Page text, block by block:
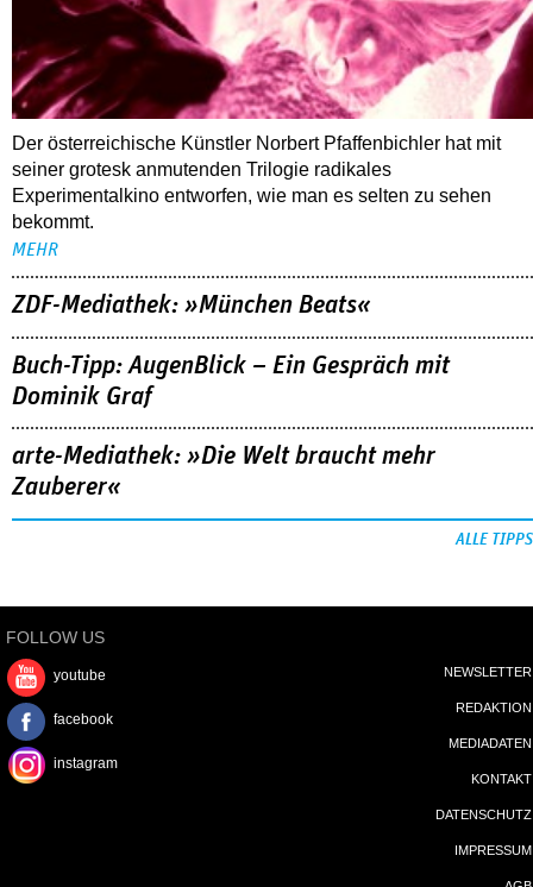
Der österreichische Künstler Norbert Pfaffenbichler hat mit
seiner grotesk anmutenden Trilogie radikales
Experimentalkino entworfen, wie man es selten zu sehen
bekommt.
MEHR
ZDF-Mediathek: »München Beats«
Buch-Tipp: AugenBlick – Ein Gespräch mit
Dominik Graf
arte-Mediathek: »Die Welt braucht mehr
Zauberer«
ALLE TIPPS
FOLLOW US
youtube
facebook
instagram
NEWSLETTER
REDAKTION
MEDIADATEN
KONTAKT
DATENSCHUTZ
IMPRESSUM